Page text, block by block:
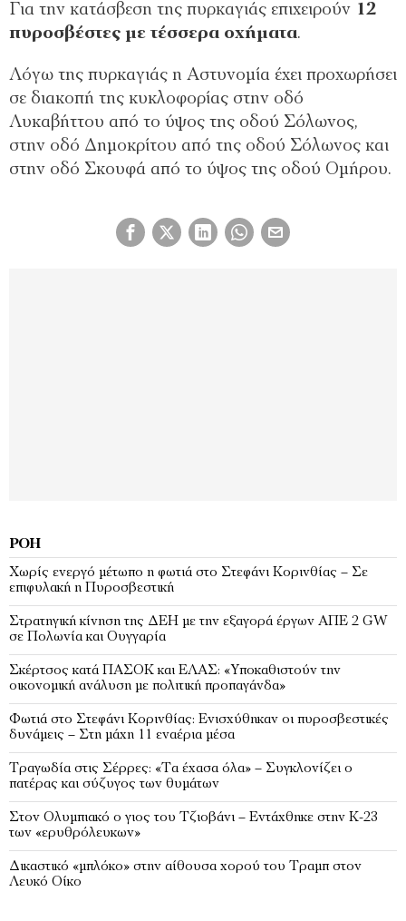
Για την κατάσβεση της πυρκαγιάς επιχειρούν 12
πυροσβέστες με τέσσερα οχήματα.
Λόγω της πυρκαγιάς η Αστυνομία έχει προχωρήσει
σε διακοπή της κυκλοφορίας στην οδό
Λυκαβήττου από το ύψος της οδού Σόλωνος,
στην οδό Δημοκρίτου από της οδού Σόλωνος και
στην οδό Σκουφά από το ύψος της οδού Ομήρου.
ΡΟΉ
Χωρίς ενεργό μέτωπο η φωτιά στο Στεφάνι Κορινθίας – Σε
επιφυλακή η Πυροσβεστική
Στρατηγική κίνηση της ΔΕΗ με την εξαγορά έργων ΑΠΕ 2 GW
σε Πολωνία και Ουγγαρία
Σκέρτσος κατά ΠΑΣΟΚ και ΕΛΑΣ: «Υποκαθιστούν την
οικονομική ανάλυση με πολιτική προπαγάνδα»
Φωτιά στο Στεφάνι Κορινθίας: Ενισχύθηκαν οι πυροσβεστικές
δυνάμεις – Στη μάχη 11 εναέρια μέσα
Τραγωδία στις Σέρρες: «Τα έχασα όλα» – Συγκλονίζει ο
πατέρας και σύζυγος των θυμάτων
Στον Ολυμπιακό ο γιος του Τζιοβάνι – Εντάχθηκε στην Κ-23
των «ερυθρόλευκων»
Δικαστικό «μπλόκο» στην αίθουσα χορού του Τραμπ στον
Λευκό Οίκο